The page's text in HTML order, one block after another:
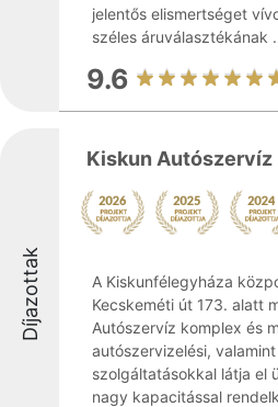
jelentős elismertséget
széles áruválasztékának
9.6
Díjazottak
Kiskun Autószervíz
A Kiskunfélegyháza
Kecskeméti út 173. alatt
Autószervíz komplex és
autószervizelési,
szolgáltatásokkal látja el
nagy kapacitással